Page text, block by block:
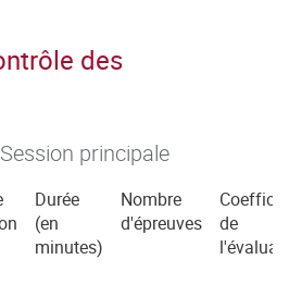
des
principale
Durée
(en
minutes)
Nombre
d'épreuves
de